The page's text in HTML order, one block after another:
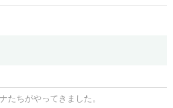
たちがやってきました。